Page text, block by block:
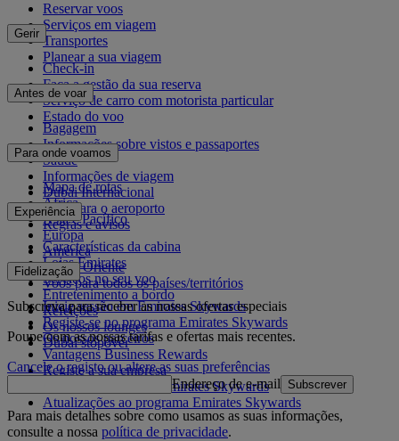
Reservar voos
Serviços em viagem
Transportes
Planear a sua viagem
Gerir
Check-in
Faça a gestão da sua reserva
Serviço de carro com motorista particular
Estado do voo
Antes de voar
Bagagem
Informações sobre vistos e passaportes
Saúde
Informações de viagem
Dubai Internacional
De e para o aeroporto
Regras e avisos
Para onde voamos
Mapa de rotas
África
Ásia e Pacífico
Europa
América
Médio Oriente
Voos para todos os países/territórios
Experiência
Características da cabina
Lojas Emirates
Serviços no seu voo
Entretenimento a bordo
Refeições
Os nossos lounges
Dubai stopover
Fidelização
Inicie sessão em Emirates Skywards
Registe-se no programa Emirates Skywards
Os nossos parceiros
Vantagens Business Rewards
Registe a sua empresa
Regras do programa Emirates Skywards
Atualizações ao programa Emirates Skywards
Subscreva para receber as nossas ofertas especiais
Poupe com as nossas tarifas e ofertas mais recentes.
Cancele o registo ou altere as suas preferências
Endereço de e-mail
Subscrever
Para mais detalhes sobre como usamos as suas informações,
consulte a nossa política de privacidade.